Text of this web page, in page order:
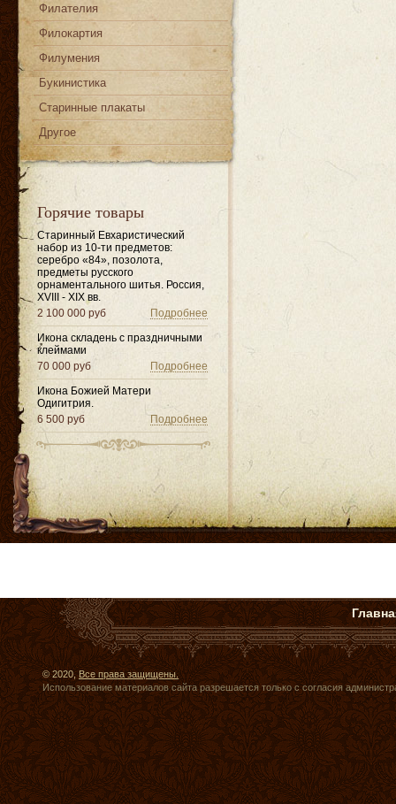
Филателия
Филокартия
Филумения
Букинистика
Старинные плакаты
Другое
Горячие товары
Старинный Евхаристический
набор из 10-ти предметов:
серебро «84», позолота,
предметы русского
орнаментального шитья. Россия,
XVIII - XIX вв.
Подробнее
2 100 000 руб
Икона складень с праздничными
клеймами
Подробнее
70 000 руб
Икона Божией Матери
Одигитрия.
Подробнее
6 500 руб
© 2020,Все права защищены.
Использование материалов сайта разрешается только с согласия